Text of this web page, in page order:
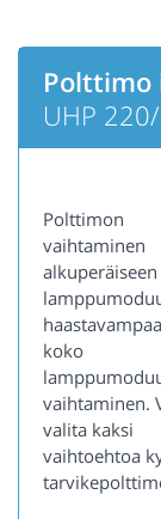
Polttimo
UHP
Polttimon
vaihtaminen
alkuperäiseen
koko
vaihtaminen.
valita kaksi
vaihtoehtoa